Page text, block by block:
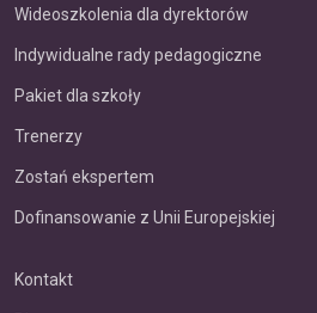
Wideoszkolenia dla dyrektorów
Indywidualne rady pedagogiczne
Pakiet dla szkoły
Trenerzy
Zostań ekspertem
Dofinansowanie z Unii Europejskiej
Kontakt